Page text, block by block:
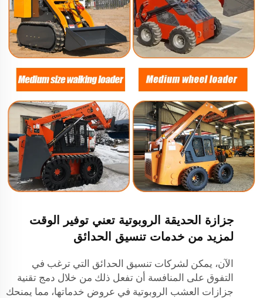
جزازة الحديقة الروبوتية تعني توفير الوقت
لمزيد من خدمات تنسيق الحدائق
الآن، يمكن لشركات تنسيق الحدائق التي ترغب في
التفوق على المنافسة أن تفعل ذلك من خلال دمج تقنية
جزازات العشب الروبوتية في عروض خدماتها، مما يمنحك